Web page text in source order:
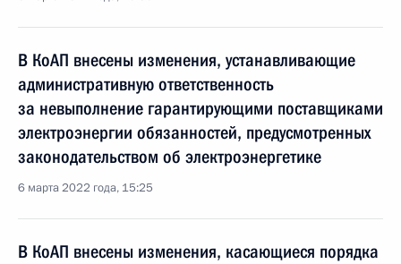
В КоАП внесены изменения, устанавливающие
административную ответственность
за невыполнение гарантирующими поставщиками
электроэнергии обязанностей, предусмотренных
законодательством об электроэнергетике
6 марта 2022 года, 15:25
В КоАП внесены изменения, касающиеся порядка